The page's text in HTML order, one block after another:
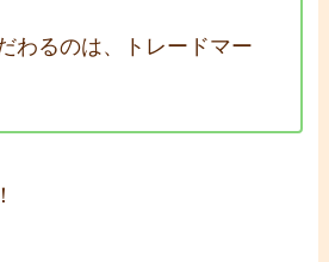
わるのは、トレードマー